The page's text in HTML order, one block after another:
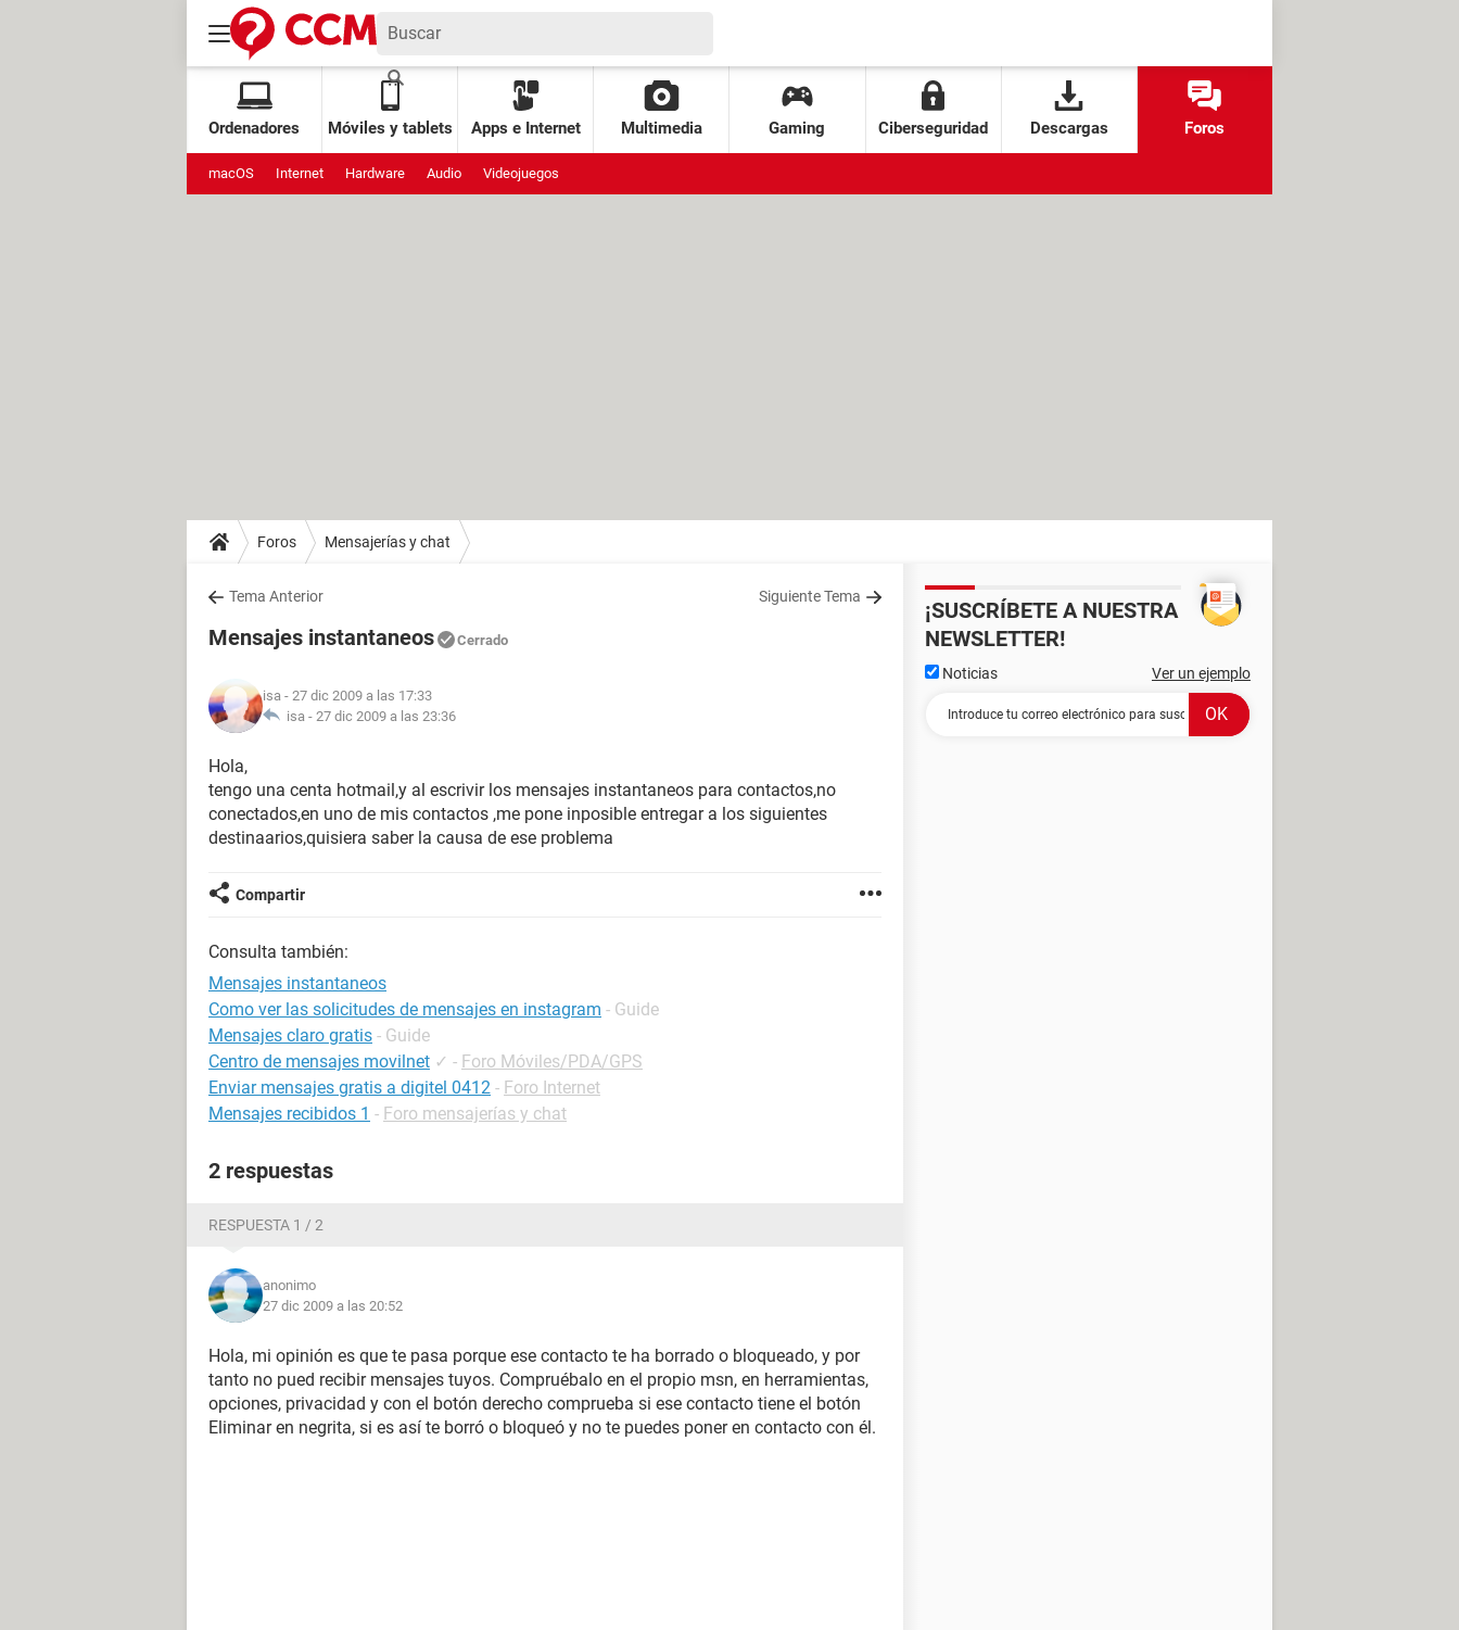
Ordenadores Móviles y tablets Apps e Internet Multimedia Gaming Ciberseguridad Descargas Foros
macOS Internet Hardware Audio Videojuegos
Foros Mensajerías y chat
Tema Anterior Siguiente Tema
Mensajes instantaneos Cerrado
isa - 27 dic 2009 a las 17:33
isa - 27 dic 2009 a las 23:36
Hola,
tengo una centa hotmail,y al escrivir los mensajes instantaneos para contactos,no
conectados,en uno de mis contactos ,me pone inposible entregar a los siguientes
destinaarios,quisiera saber la causa de ese problema
Compartir
Consulta también:
Mensajes instantaneos
Como ver las solicitudes de mensajes en instagram - Guide
Mensajes claro gratis - Guide
Centro de mensajes movilnet ✓ - Foro Móviles/PDA/GPS
Enviar mensajes gratis a digitel 0412 - Foro Internet
Mensajes recibidos 1 - Foro mensajerías y chat
2 respuestas
RESPUESTA 1 / 2
anonimo
27 dic 2009 a las 20:52
Hola, mi opinión es que te pasa porque ese contacto te ha borrado o bloqueado, y por
tanto no pued recibir mensajes tuyos. Compruébalo en el propio msn, en herramientas,
opciones, privacidad y con el botón derecho comprueba si ese contacto tiene el botón
Eliminar en negrita, si es así te borró o bloqueó y no te puedes poner en contacto con él.
¡SUSCRÍBETE A NUESTRA
NEWSLETTER!
Noticias Ver un ejemplo